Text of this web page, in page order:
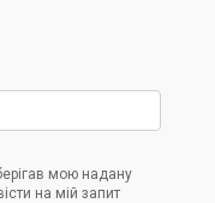
мою надану
на мій запит